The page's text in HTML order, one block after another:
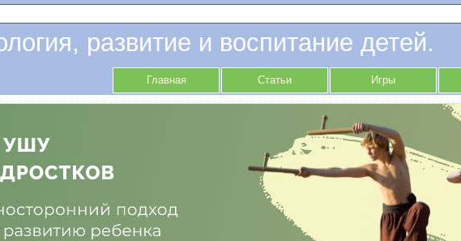
развитие и воспитание детей.
Главная Статьи Игры